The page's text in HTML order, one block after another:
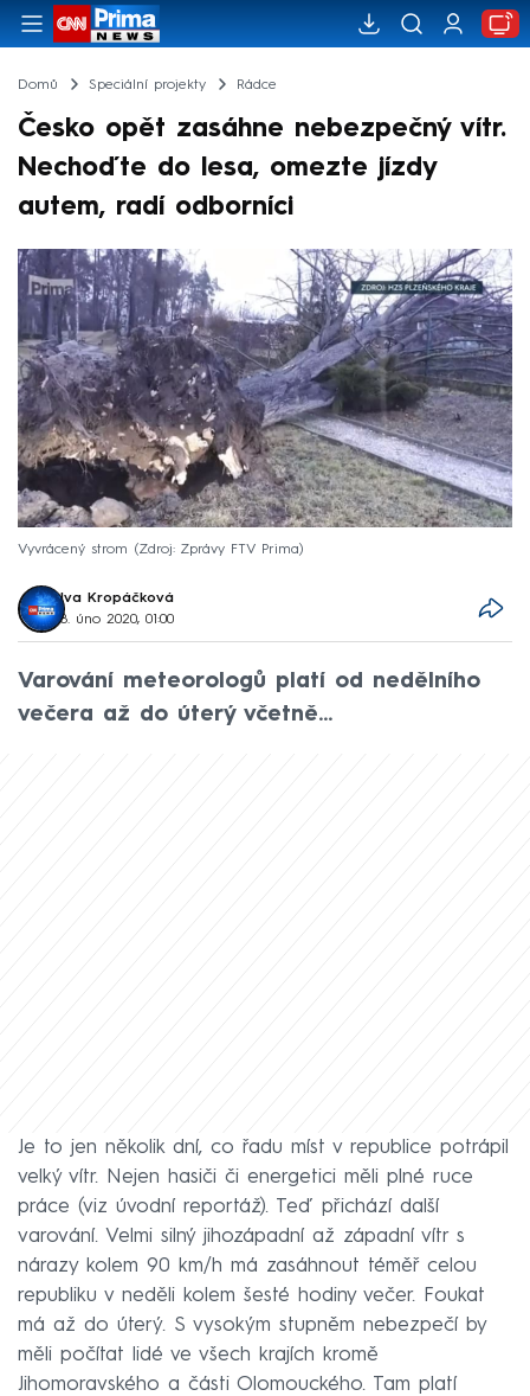
Domů Speciální projekty Rádce
Česko opět zasáhne nebezpečný vítr.
Nechoďte do lesa, omezte jízdy
autem, radí odborníci
Vyvrácený strom Zdroj: Zprávy FTV Prima
Iva Kropáčková
8. úno 2020, 01:00
Varování meteorologů platí od nedělního
večera až do úterý včetně...
Je to jen několik dní, co řadu míst v republice potrápil
velký vítr. Nejen hasiči či energetici měli plné ruce
práce (viz úvodní reportáž). Teď přichází další
varování. Velmi silný jihozápadní až západní vítr s
nárazy kolem 90 km/h má zasáhnout téměř celou
republiku v neděli kolem šesté hodiny večer. Foukat
má až do úterý. S vysokým stupněm nebezpečí by
měli počítat lidé ve všech krajích kromě
Jihomoravského a části Olomouckého. Tam platí